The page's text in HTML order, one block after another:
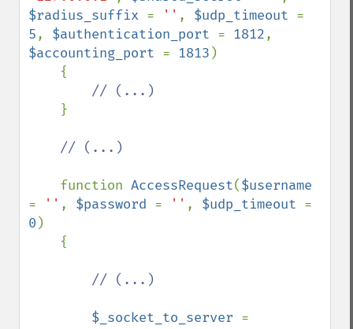
$radius_suffix = '' , $udp_timeout
5, $authentication_port = 1812
$accounting_port = 1813 )
// (...)
}
// (...)
function AccessRequest(
=
'' , $password = '' , $udp_timeout
0 )
// (...)
$_socket_to_server